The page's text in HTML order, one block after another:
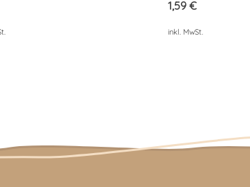
1,59 €
inkl. MwSt.